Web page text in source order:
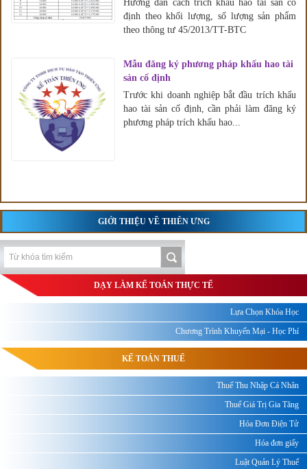
Hướng dẫn cách trích khấu hao tài sản cố
định theo khối lượng, số lượng sản phẩm
theo thông tư 45/2013/TT-BTC
Mẫu đăng ký phương pháp khấu hao tài
sản cố định
Trước khi doanh nghiệp bắt đầu trích khấu
hao tài sản cố định, cần phải làm đăng ký
phương pháp trích khấu hao...
GIỚI THIỆU VỀ THIÊN ƯNG
DẠY LÀM KẾ TOÁN THỰC TẾ
Lựa Chọn Khóa Học
Chương Trình Khuyến Mại - Học Phí
KẾ TOÁN THUẾ
Thuế Thu Nhập Cá Nhân
Thuế Giá Trị Gia Tăng
Hóa Đơn Điện Tử
Hóa đơn giấy
Luật Quản Lý Thuế